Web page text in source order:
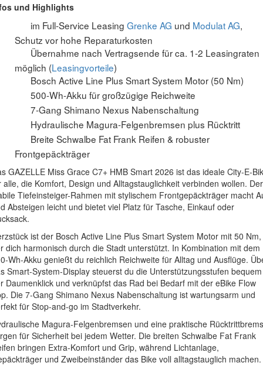
und Highlights
im Full-Service Leasing Grenke AG und Modulat AG,
Schutz vor hohe Reparaturkosten
Übernahme nach Vertragsende für ca. 1-2 Leasingraten
möglich (Leasingvorteile)
Bosch Active Line Plus Smart System Motor (50 Nm)
500-Wh-Akku für großzügige Reichweite
7-Gang Shimano Nexus Nabenschaltung
Hydraulische Magura-Felgenbremsen plus Rücktritt
Breite Schwalbe Fat Frank Reifen & robuster
Frontgepäckträger
GAZELLE Miss Grace C7+ HMB Smart 2026 ist das ideale City-E-
alle, die Komfort, Design und Alltagstauglichkeit verbinden wollen. Der
Tiefeinsteiger-Rahmen mit stylischem Frontgepäckträger macht
Absteigen leicht und bietet viel Platz für Tasche, Einkauf oder
ist der Bosch Active Line Plus Smart System Motor mit 50 Nm,
dich harmonisch durch die Stadt unterstützt. In Kombination mit dem
Wh-Akku genießt du reichlich Reichweite für Alltag und Ausflüge.
Smart-System-Display steuerst du die Unterstützungsstufen bequem
Daumenklick und verknüpfst das Rad bei Bedarf mit der eBike Flow
Die 7-Gang Shimano Nexus Nabenschaltung ist wartungsarm und
für Stop-and-go im Stadtverkehr.
Magura-Felgenbremsen und eine praktische
für Sicherheit bei jedem Wetter. Die breiten Schwalbe Fat Frank
bringen Extra-Komfort und Grip, während Lichtanlage,
und Zweibeinständer das Bike voll alltagstauglich machen.